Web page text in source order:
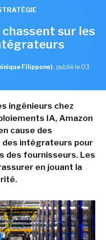
sur les
Filippone) , publié le 03
ingénieurs chez
IA, Amazon
cause des
des intégrateurs pour
des fournisseurs. Les
en jouant la